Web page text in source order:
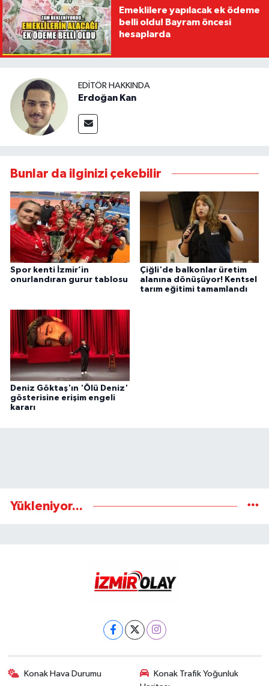
Emeklilere yapılacak ek ödeme
belli oldu! Bayram öncesi
hesaplarda
EDITÖR HAKKINDA
Erdoğan Kan
Bunlar da ilginizi çekebilir
Spor kenti İzmir’in
onurlandıran gurur tablosu
Çiğli'de balkonlar üretim
alanına dönüşüyor! Kentsel
tarım eğitimi tamamlandı
Deniz Göktaş'ın 'Ölü Deniz'
gösterisine erişim engeli
kararı
Yükleniyor...
Konak Hava Durumu
Konak Trafik Yoğunluk